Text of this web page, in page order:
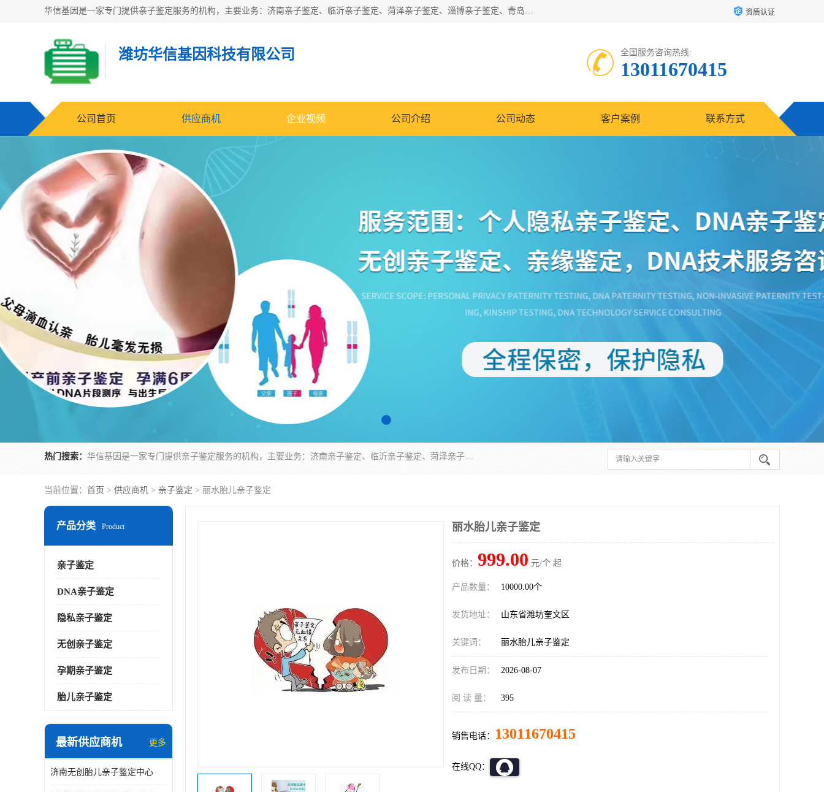
华信基因是一家专门提供亲子鉴定服务的机构，主要业务：济南亲子鉴定、临沂亲子鉴定、菏泽亲子鉴定、淄博亲子鉴定、青岛亲子鉴定、日照亲子鉴定、临朐亲子鉴定、寿光亲子鉴定等，联合广州、上海、北京、深圳、杭州、武汉、成都、合肥、贵阳、沈阳等地区有法医物证鉴定机构及基因检测公司，为国内外客户提供便捷的DNA鉴定服务。 资质认证
潍坊华信基因科技有限公司 全国服务咨询热线:
13011670415
公司首页 供应商机 企业视频 公司介绍 公司动态 客户案例 联系方式
热门搜索： 华信基因是一家专门提供亲子鉴定服务的机构，主要业务：济南亲子鉴定、临沂亲子鉴定、菏泽亲子鉴定、淄博亲子鉴定、青岛亲子鉴定、日照亲子鉴定、临朐亲子鉴定、寿光亲子鉴定等，联合广州、上海、北京、深圳、杭州、武汉、成都、合肥、贵阳、沈阳等地区有法医物证鉴定机构及基因检测公司，为国内外客户提供便捷的DNA鉴定服务。
当前位置： 首页 > 供应商机 > 亲子鉴定 > 丽水胎儿亲子鉴定
产品分类 Product
亲子鉴定
DNA亲子鉴定
隐私亲子鉴定
无创亲子鉴定
孕期亲子鉴定
胎儿亲子鉴定
最新供应商机 更多
济南无创胎儿亲子鉴定中心
丽水胎儿亲子鉴定
价格： 999.00 元/个 起
产品数量： 10000.00个
发货地址： 山东省潍坊奎文区
关键词： 丽水胎儿亲子鉴定
发布日期： 2026-08-07
阅 读 量： 395
销售电话： 13011670415
在线QQ：